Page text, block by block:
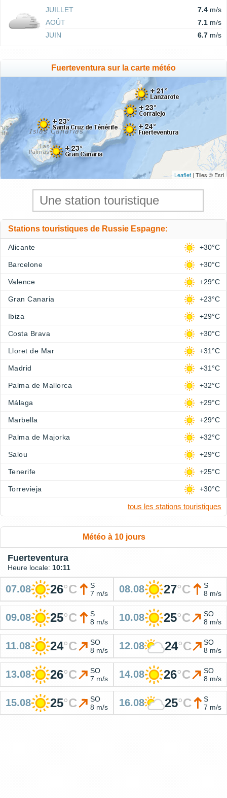
JUILLET 7.4 m/s
AOÛT
7.1 m/s
JUIN
6.7 m/s
Fuerteventura sur la carte météo
Leaflet | Tiles © Esri
Stations touristiques de Russie Espagne:
Alicante +30°C
Barcelone +30°C
Valence +29°C
Gran Canaria +23°C
Ibiza +29°C
Costa Brava +30°C
Lloret de Mar +31°C
Madrid +31°C
Palma de Mallorca +32°C
Málaga +29°C
Marbella +29°C
Palma de Majorka +32°C
Salou +29°C
Tenerife +25°C
Torrevieja +30°C
tous les stations touristiques
Météo à 10 jours
Fuerteventura
Heure locale: 10:11
07.08 26°C
S
7 m/s
08.08 27°C
S
8 m/s
09.08 25°C
S
8 m/s
10.08 25°C
SO
8 m/s
11.08 24°C
SO
8 m/s
12.08 24°C
SO
8 m/s
13.08 26°C
SO
7 m/s
14.08 26°C
SO
8 m/s
15.08 25°C
SO
8 m/s
16.08 25°C
S
7 m/s